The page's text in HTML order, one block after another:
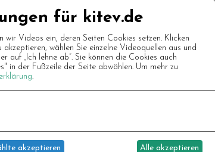
für kitev.de
Videos ein, deren Seiten Cookies setzen. Klicken
wählen Sie einzelne Videoquellen aus und
auf „Ich lehne ab“. Sie können die Cookies auch
in der Fußzeile der Seite abwählen. Um mehr zu
.
akzeptieren Alle akzeptieren